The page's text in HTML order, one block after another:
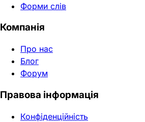
Форми слів
Компанія
Про нас
Блог
Форум
Правова інформація
Конфіденційність